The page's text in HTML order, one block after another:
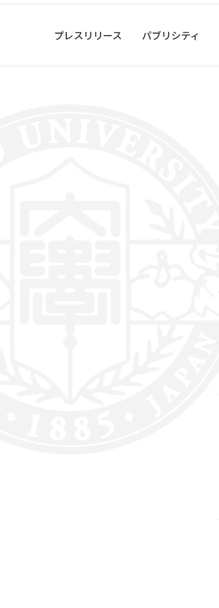
プレスリリース パブリシティ